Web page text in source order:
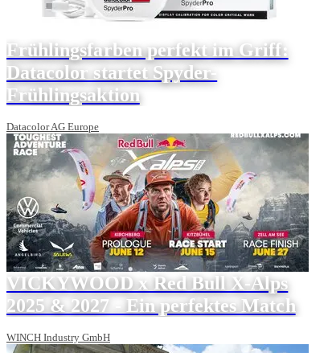
Frühlingsfarben perfekt im Griff:
Datacolor startet Spyder-
Frühlingsaktion
Datacolor AG Europe
VICKYWOOD x Red Bull X-Alps
2025 & 2027 - Ein perfektes Match
WINCH Industry GmbH